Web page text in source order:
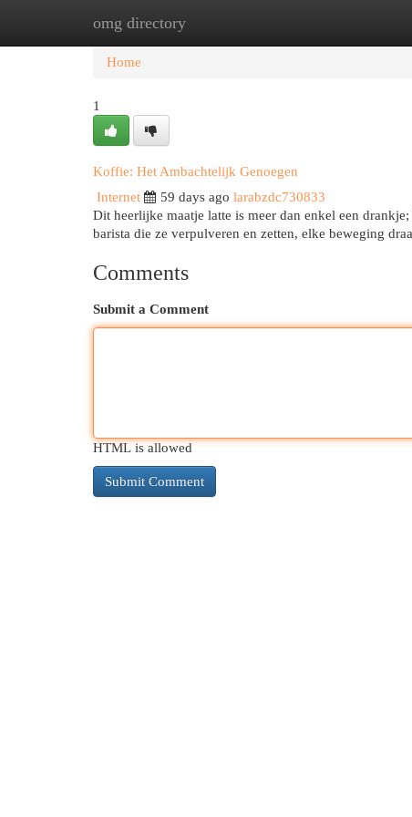
omg directory
Home New Site Listings
Home
1
Koffie: Het Ambachtelijk Genoegen
Internet
59 days ago larabzdc730833
Dit heerlijke maatje latte is meer dan enkel een
barista die ze verpulveren en zetten, elke beweging
Comments
Submit a Comment
HTML is allowed